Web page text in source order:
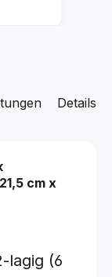
Details
cm x
lagig (6